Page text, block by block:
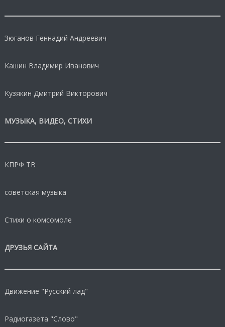
Зюганов Геннадий Андреевич
Кашин Владимир Иванович
Кузякин Дмитрий Викторович
МУЗЫКА, ВИДЕО, СТИХИ
КПРФ ТВ
советская музыка
Стихи о комсомоле
ДРУЗЬЯ САЙТА
Движение "Русский лад"
Радиогазета "Слово"